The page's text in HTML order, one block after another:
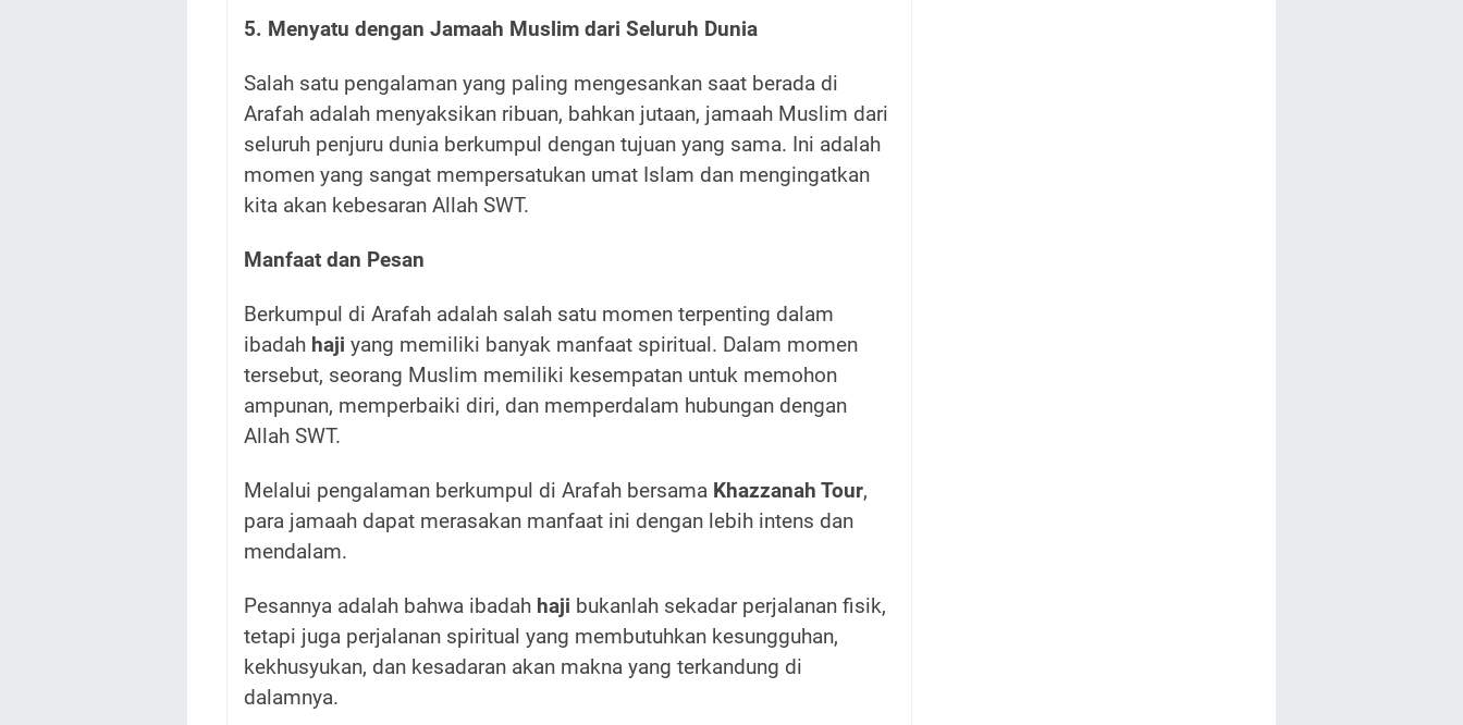
5. Menyatu dengan Jamaah Muslim dari Seluruh Dunia
Salah satu pengalaman yang paling mengesankan saat berada di
Arafah adalah menyaksikan ribuan, bahkan jutaan, jamaah Muslim dari
seluruh penjuru dunia berkumpul dengan tujuan yang sama. Ini adalah
momen yang sangat mempersatukan umat Islam dan mengingatkan
kita akan kebesaran Allah SWT.
Manfaat dan Pesan
Berkumpul di Arafah adalah salah satu momen terpenting dalam
ibadah haji yang memiliki banyak manfaat spiritual. Dalam momen
tersebut, seorang Muslim memiliki kesempatan untuk memohon
ampunan, memperbaiki diri, dan memperdalam hubungan dengan
Allah SWT.
Melalui pengalaman berkumpul di Arafah bersama Khazzanah Tour,
para jamaah dapat merasakan manfaat ini dengan lebih intens dan
mendalam.
Pesannya adalah bahwa ibadah haji bukanlah sekadar perjalanan fisik,
tetapi juga perjalanan spiritual yang membutuhkan kesungguhan,
kekhusyukan, dan kesadaran akan makna yang terkandung di
dalamnya.